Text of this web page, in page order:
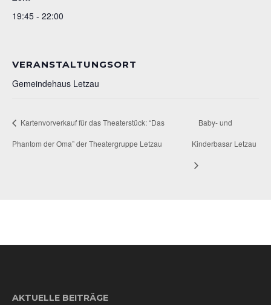
19:45 - 22:00
VERANSTALTUNGSORT
Gemeindehaus Letzau
Kartenvorverkauf für das Theaterstück: “Das
Phantom der Oma” der Theatergruppe Letzau
Baby- und
Kinderbasar Letzau
AKTUELLE BEITRÄGE